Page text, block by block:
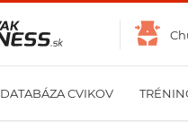
DATABÁZA CVIKOV